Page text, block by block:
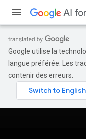
Google utilise la
langue préférée. Les
contenir des erreurs.